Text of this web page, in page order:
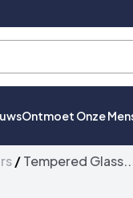
Ontmoet Onze
/Tempered